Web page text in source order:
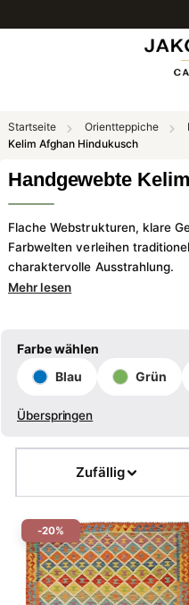
Startseite Orientteppiche
Kelim Afghan Hindukusch
Handgewebte
Flache Webstrukturen, klare
Farbwelten verleihen
charaktervolle Ausstrahlung.
Mehr lesen
Form
Kette
Farbe wählen
Blau
Grün
Überspringen
Zufällig
-20%